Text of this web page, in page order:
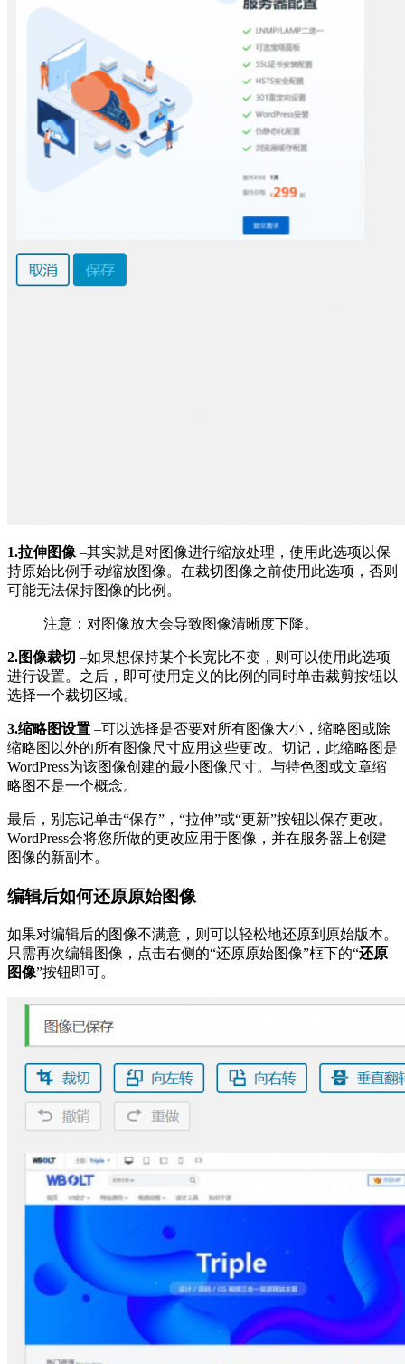
1.拉伸图像 –其实就是对图像进行缩放处理，使用此选项以保
持原始比例手动缩放图像。在裁切图像之前使用此选项，否则
可能无法保持图像的比例。
注意：对图像放大会导致图像清晰度下降。
2.图像裁切 –如果想保持某个长宽比不变，则可以使用此选项
进行设置。之后，即可使用定义的比例的同时单击裁剪按钮以
选择一个裁切区域。
3.缩略图设置 –可以选择是否要对所有图像大小，缩略图或除
缩略图以外的所有图像尺寸应用这些更改。切记，此缩略图是
WordPress为该图像创建的最小图像尺寸。与特色图或文章缩
略图不是一个概念。
最后，别忘记单击“保存”，“拉伸”或“更新”按钮以保存更改。
WordPress会将您所做的更改应用于图像，并在服务器上创建
图像的新副本。
编辑后如何还原原始图像
如果对编辑后的图像不满意，则可以轻松地还原到原始版本。
只需再次编辑图像，点击右侧的“还原原始图像”框下的“还原
图像”按钮即可。